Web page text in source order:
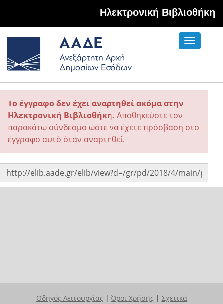
Hλεκτρονική Βιβλιοθήκη
Toggle
Το έγγραφο δεν έχει αναρτηθεί ακόμα στην
Ηλεκτρονική Βιβλιοθήκη. Αποθηκεύστε τον
παρακάτω σύνδεσμο ώστε να έχετε πρόσβαση στο
έγγραφο αυτό όταν αναρτηθεί.
Οδηγός Λειτουργίας | Όροι Χρήσης | Σχετικά